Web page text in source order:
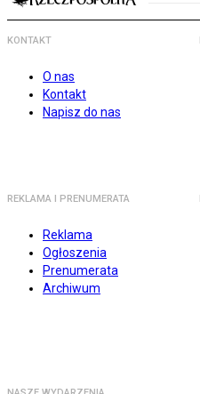
KONTAKT
O nas
Kontakt
Napisz do nas
REKLAMA I PRENUMERATA
Reklama
Ogłoszenia
Prenumerata
Archiwum